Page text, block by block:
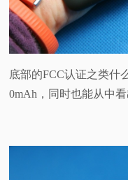
底部的FCC认证之类什
0mAh，同时也能从中看